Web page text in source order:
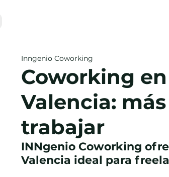
Coworking
Valencia:
trabajar
Inngenio Coworking
INNgenio Coworking
Valencia ideal para